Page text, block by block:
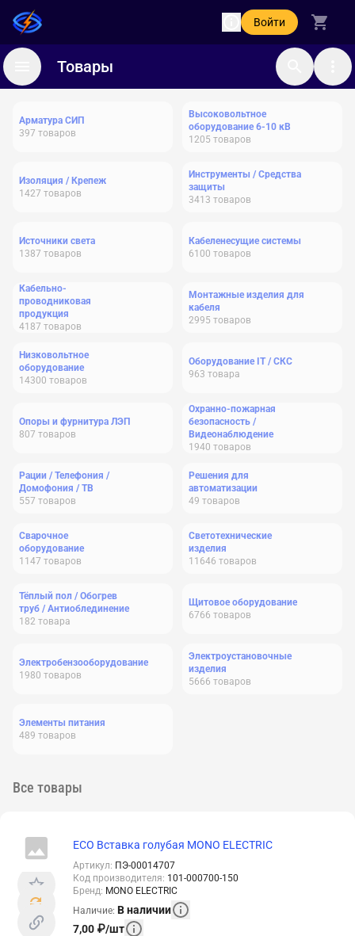
Войти
Товары
Арматура СИП
397 товаров
Высоковольтное
оборудование 6-10 кВ
1205 товаров
Изоляция / Крепеж
1427 товаров
Инструменты / Средства
защиты
3413 товаров
Источники света
1387 товаров
Кабеленесущие системы
6100 товаров
Кабельно-
проводниковая
продукция
4187 товаров
Монтажные изделия для
кабеля
2995 товаров
Низковольтное
оборудование
14300 товаров
Оборудование IT / СКС
963 товара
Опоры и фурнитура ЛЭП
807 товаров
Охранно-пожарная
безопасность /
Видеонаблюдение
1940 товаров
Рации / Телефония /
Домофония / ТВ
557 товаров
Решения для
автоматизации
49 товаров
Сварочное
оборудование
1147 товаров
Светотехнические
изделия
11646 товаров
Тёплый пол / Обогрев
труб / Антиоблединение
182 товара
Щитовое оборудование
6766 товаров
Электробензооборудование
1980 товаров
Электроустановочные
изделия
5666 товаров
Элементы питания
489 товаров
Все товары
ECO Вставка голубая MONO ELECTRIC
Артикул: ПЭ-00014707
Код производителя: 101-000700-150
Бренд: MONO ELECTRIC
Наличие: В наличии
7,00 ₽/шт